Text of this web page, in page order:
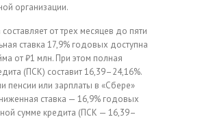
организации.
от трех месяцев до пяти
ставка 17,9% годовых доступна
от ₽1 млн. При этом полная
(ПСК) составит 16,39–24,16%.
пенсии или зарплаты в «Сбере»
ставка — 16,9% годовых
сумме кредита (ПСК — 16,39–